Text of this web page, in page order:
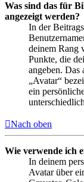
Was sind das für
angezeigt werden?
In der
deinem Rang
Punkte, die
angeben. Das
„Avatar“
ein
Nach oben
Wie verwende ich
In deinem
Avatar über